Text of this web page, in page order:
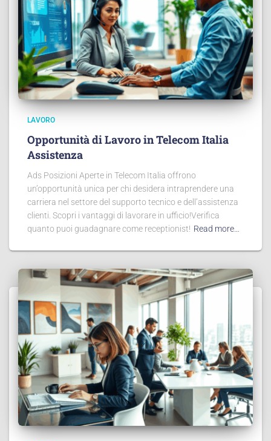
LAVORO
Opportunità di Lavoro in Telecom Italia
Assistenza
Ads Posizioni Aperte in Telecom Italia offrono
un’opportunità unica per chi desidera intraprendere una
carriera nel settore del supporto tecnico e dell’assistenza
clienti. Scopri i vantaggi di lavorare in ufficio!Verifica
quanto puoi guadagnare come receptionist! Read more…